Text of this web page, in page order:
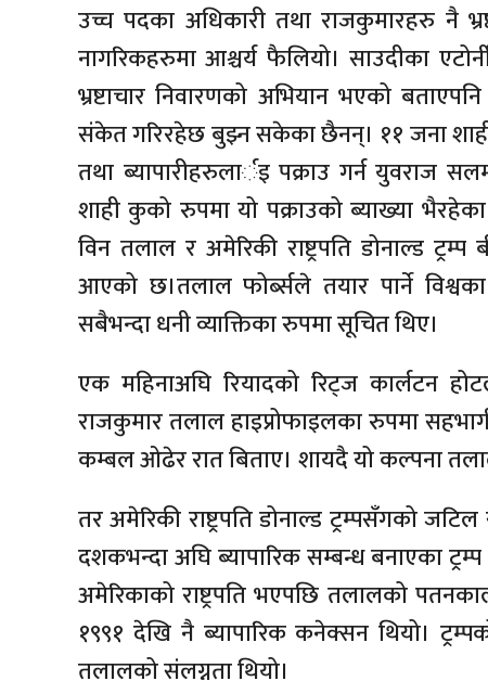
उच्च पदका अधिकारी तथा राजकुमारहरु नै
नागरिकहरुमा आश्चर्य फैलियो। साउदीका
भ्रष्टाचार निवारणको अभियान भएको
संकेत गरिरहेछ बुझ्न सकेका छैनन्। ११ जना शाही
तथा ब्यापारीहरुलार्इ पक्राउ गर्न युवराज
शाही कुको रुपमा यो पक्राउको ब्याख्या
विन तलाल र अमेरिकी राष्ट्रपति डोनाल्ड
आएको छ।तलाल फोर्ब्सले तयार पार्ने
सबैभन्दा धनी व्याक्तिका रुपमा सूचित थिए।
एक महिनाअघि रियादको रिट्ज कार्लटन
राजकुमार तलाल हाइप्रोफाइलका रुपमा
कम्बल ओढेर रात बिताए। शायदै यो कल्पना
तर अमेरिकी राष्ट्रपति डोनाल्ड ट्रम्पसँगको
दशकभन्दा अघि ब्यापारिक सम्बन्ध बनाएका
अमेरिकाको राष्ट्रपति भएपछि तलालको
१९९१ देखि नै ब्यापारिक कनेक्सन थियो।
तलालको संलग्नता थियो।